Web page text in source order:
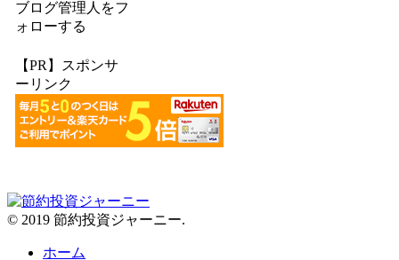
ブログ管理人をフ
ォローする
【PR】スポンサ
ーリンク
© 2019 節約投資ジャーニー.
ホーム